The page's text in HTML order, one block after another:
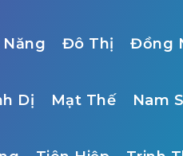
Năng Đô Thị Đồng
Dị Mạt Thế Nam